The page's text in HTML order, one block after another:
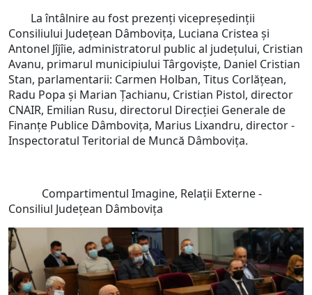
La întâlnire au fost prezenți vicepreședinții
Consiliului Județean Dâmbovița, Luciana Cristea și
Antonel Jîjîie, administratorul public al județului, Cristian
Avanu, primarul municipiului Târgoviște, Daniel Cristian
Stan, parlamentarii: Carmen Holban, Titus Corlățean,
Radu Popa și Marian Țachianu, Cristian Pistol, director
CNAIR, Emilian Rusu, directorul Direcției Generale de
Finanțe Publice Dâmbovița, Marius Lixandru, director -
Inspectoratul Teritorial de Muncă Dâmbovița.
Compartimentul Imagine, Relații Externe -
Consiliul Județean Dâmbovița